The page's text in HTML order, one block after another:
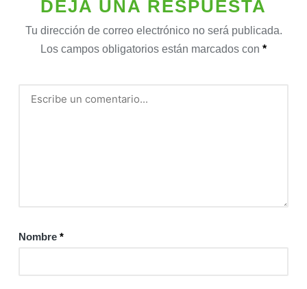
DEJA UNA RESPUESTA
Tu dirección de correo electrónico no será publicada.
Los campos obligatorios están marcados con *
Nombre *